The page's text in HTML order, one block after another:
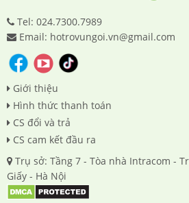
Tel: 024.7300.7989
Email: hotrovungoi.vn@gmail.com
Giới thiệu
Hình thức thanh toán
CS đổi và trả
CS cam kết đầu ra
Trụ sở: Tầng 7 - Tòa nhà Intracom -
Giấy - Hà Nội